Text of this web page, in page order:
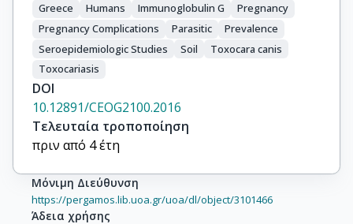
Greece
Humans Immunoglobulin G
Pregnancy
Pregnancy Complications
Parasitic
Prevalence
Seroepidemiologic Studies
Soil
Toxocara canis
Toxocariasis
DOI
10.12891/CEOG2100.2016
Τελευταία τροποποίηση
πριν από 4 έτη
Μόνιμη Διεύθυνση
https://pergamos.lib.uoa.gr/uoa/dl/object/3101466
Άδεια χρήσης